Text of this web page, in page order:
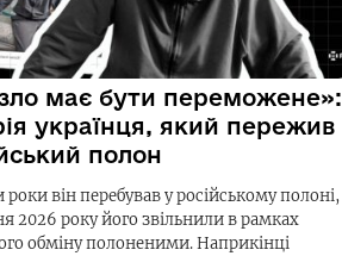
має бути переможене»:
українця, який пережив
полон
він перебував у російському полоні,
2026 року його звільнили в рамках
обміну полоненими. Наприкінці